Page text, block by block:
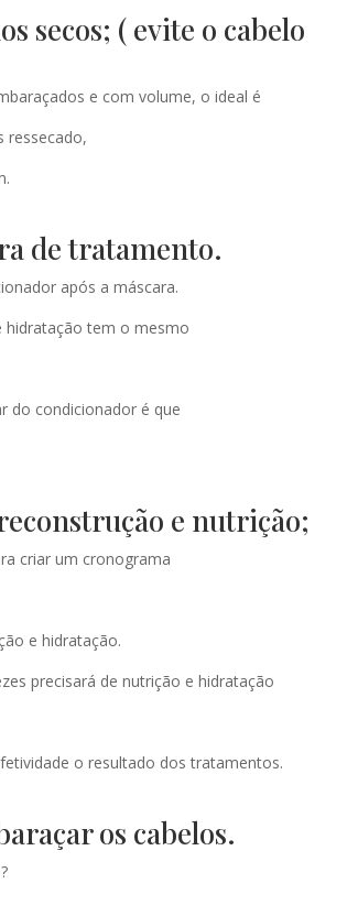
secos; ( evite o cabelo
e com volume, o ideal é
ressecado,
de tratamento.
após a máscara.
hidratação tem o mesmo
do condicionador é que
e nutrição;
criar um cronograma
e hidratação.
precisará de nutrição e hidratação
o resultado dos tratamentos.
os cabelos.